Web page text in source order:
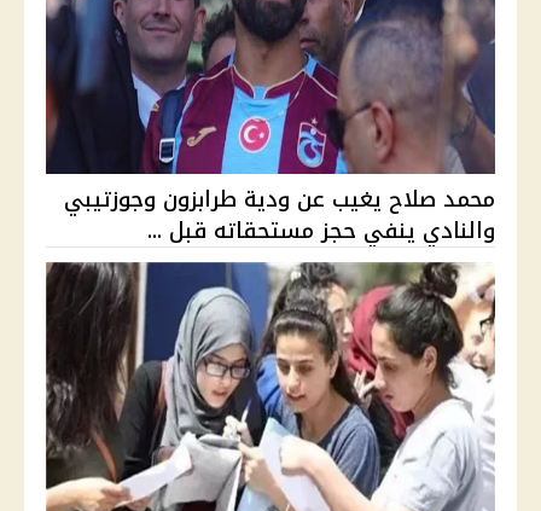
محمد صلاح يغيب عن ودية طرابزون وجوزتيبي
والنادي ينفي حجز مستحقاته قبل ...